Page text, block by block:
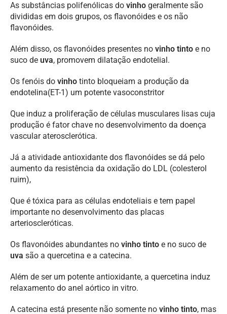
As substâncias polifenólicas do vinho geralmente são
divididas em dois grupos, os flavonóides e os não
flavonóides.
Além disso, os flavonóides presentes no vinho tinto e no
suco de uva, promovem dilatação endotelial.
Os fenóis do vinho tinto bloqueiam a produção da
endotelina(ET-1) um potente vasoconstritor
Que induz a proliferação de células musculares lisas cuja
produção é fator chave no desenvolvimento da doença
vascular aterosclerótica.
Já a atividade antioxidante dos flavonóides se dá pelo
aumento da resistência da oxidação do LDL (colesterol
ruim),
Que é tóxica para as células endoteliais e tem papel
importante no desenvolvimento das placas
arterioscleróticas.
Os flavonóides abundantes no vinho tinto e no suco de
uva são a quercetina e a catecina.
Além de ser um potente antioxidante, a quercetina induz
relaxamento do anel aórtico in vitro.
A catecina está presente não somente no vinho tinto, mas